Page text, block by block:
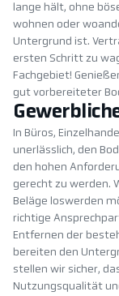
lange hält, ohne
wohnen oder
Untergrund ist.
ersten Schritt zu
Fachgebiet!
gut vorbereiteter
In Büros,
unerlässlich, den
den hohen
gerecht zu werden.
Beläge loswerden
richtige
Entfernen der
bereiten den
stellen wir sicher,
Nutzungsqualität